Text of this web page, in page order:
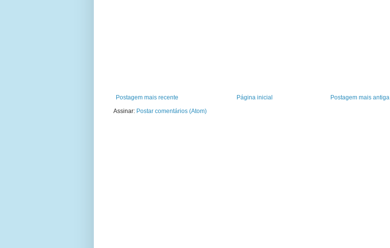
Postagem mais recente Postagem mais antiga
Página inicial
Assinar: Postar comentários (Atom)